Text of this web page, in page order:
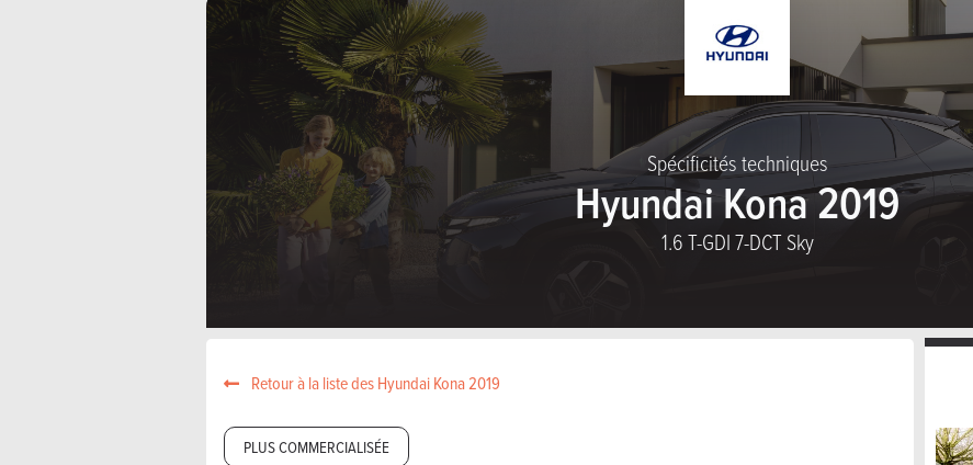
Spécificités techniques
Hyundai Kona 2019
1.6 T-GDI 7-DCT Sky
Retour à la liste des Hyundai Kona 2019
PLUS COMMERCIALISÉE